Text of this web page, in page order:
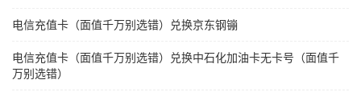
电信充值卡（面值千万别选错）兑换京东钢镚
电信充值卡（面值千万别选错）兑换中石化加油卡无卡号（面值千
万别选错）